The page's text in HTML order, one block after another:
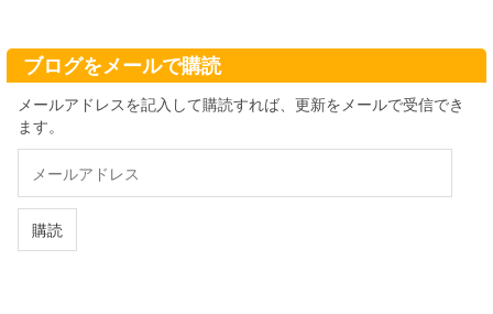
ブ
ブログをメールで購読
メールアドレスを記入して購読すれば、更新をメールで受信でき
ます。
ル
ド
購読